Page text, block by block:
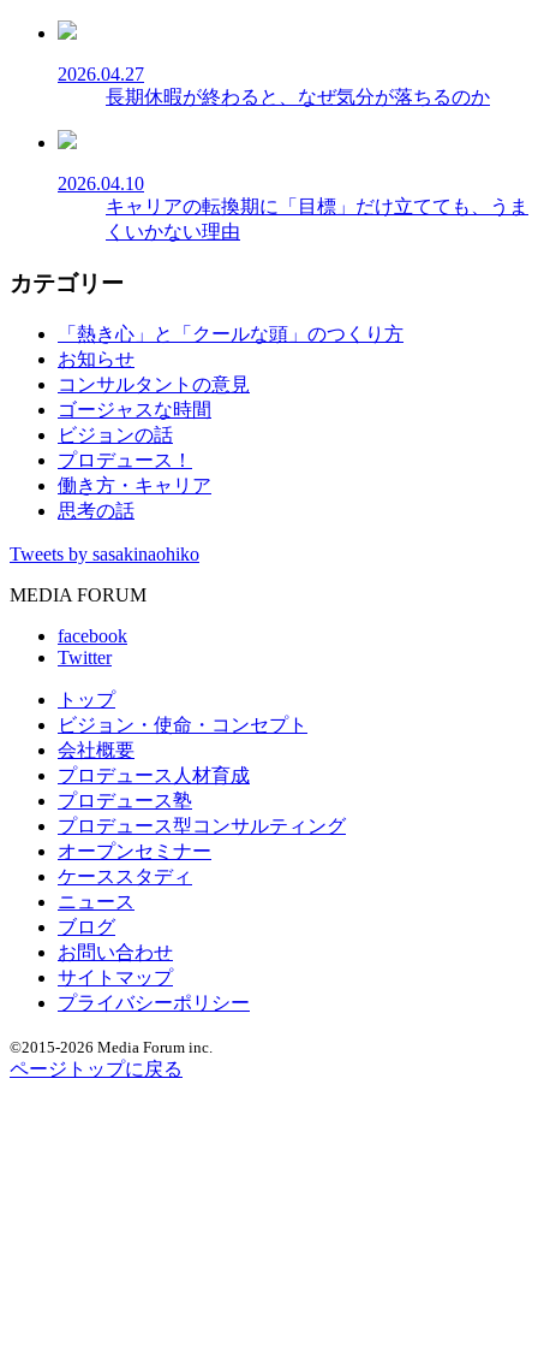
2026.04.27
長期休暇が終わると、なぜ気分が落ちるのか
2026.04.10
キャリアの転換期に「目標」だけ立てても、うま
くいかない理由
カテゴリー
「熱き心」と「クールな頭」のつくり方
お知らせ
コンサルタントの意見
ゴージャスな時間
ビジョンの話
プロデュース！
働き方・キャリア
思考の話
Tweets by sasakinaohiko
MEDIA FORUM
facebook
Twitter
トップ
ビジョン・使命・コンセプト
会社概要
プロデュース人材育成
プロデュース塾
プロデュース型コンサルティング
オープンセミナー
ケーススタディ
ニュース
ブログ
お問い合わせ
サイトマップ
プライバシーポリシー
©2015-2026 Media Forum inc.
ページトップに戻る